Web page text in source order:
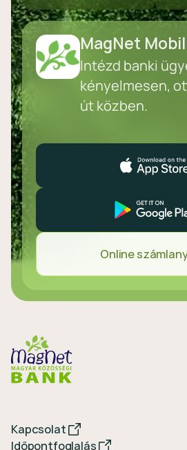
MagNet
Intézd banki
kényelmesen,
út közben.
Online
Kapcsolat
Időpontfoglalás